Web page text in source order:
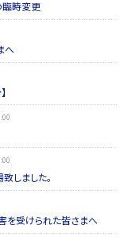
臨時変更
へ
しました。
を受けられた皆さまへ